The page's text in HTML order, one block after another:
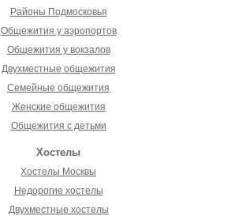
Районы Подмосковья
Общежития у аэропортов
Общежития у вокзалов
Двухместные общежития
Семейные общежития
Женские общежития
Общежития с детьми
Хостелы
Хостелы Москвы
Недорогие хостелы
Двухместные хостелы